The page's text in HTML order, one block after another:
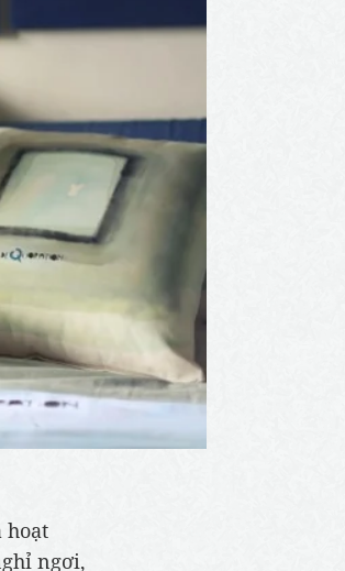
hoạt
ngơi,